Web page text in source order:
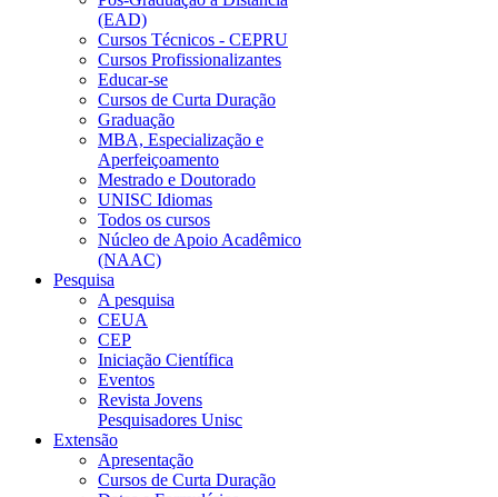
(EAD)
Cursos Técnicos - CEPRU
Cursos Profissionalizantes
Educar-se
Cursos de Curta Duração
Graduação
MBA, Especialização e
Aperfeiçoamento
Mestrado e Doutorado
UNISC Idiomas
Todos os cursos
Núcleo de Apoio Acadêmico
(NAAC)
Pesquisa
A pesquisa
CEUA
CEP
Iniciação Científica
Eventos
Revista Jovens
Pesquisadores Unisc
Extensão
Apresentação
Cursos de Curta Duração